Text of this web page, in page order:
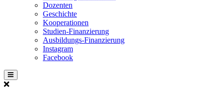
Dozenten
Geschichte
Kooperationen
Studien-Finanzierung
Ausbildungs-Finanzierung
Instagram
Facebook